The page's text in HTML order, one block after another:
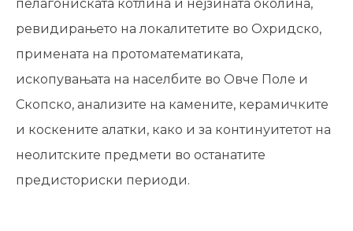
пелагониската котлина и нејзината околина,
ревидирањето на локалитетите во Охридско,
примената на протоматематиката,
ископувањата на населбите во Овче Поле и
Скопско, анализите на камените, керамичките
и коскените алатки, како и за континуитетот на
неолитските предмети во останатите
предисториски периоди.